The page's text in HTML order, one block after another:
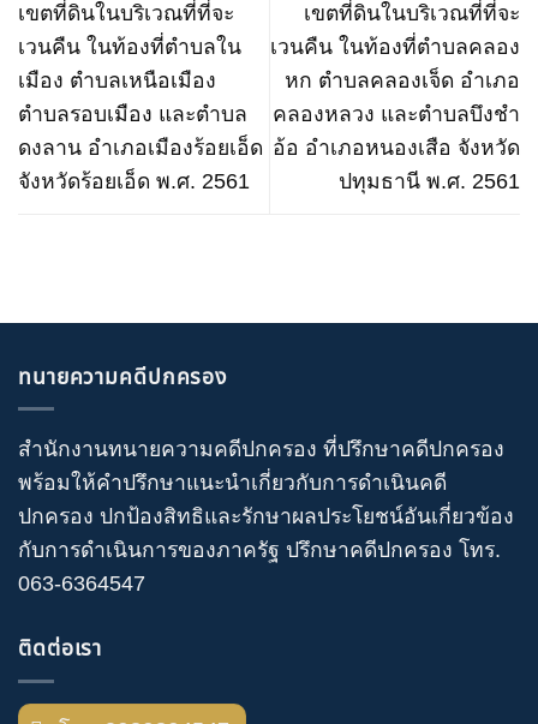
เขตที่ดินในบริเวณที่ที่จะ
เวนคืน ในท้องที่ตำบลใน
เมือง ตำบลเหนือเมือง
ตำบลรอบเมือง และตำบล
ดงลาน อำเภอเมืองร้อยเอ็ด
จังหวัดร้อยเอ็ด พ.ศ. 2561
เขตที่ดินในบริเวณที่ที่จะ
เวนคืน ในท้องที่ตำบลคลอง
หก ตำบลคลองเจ็ด อำเภอ
คลองหลวง และตำบลบึงชำ
อ้อ อำเภอหนองเสือ จังหวัด
ปทุมธานี พ.ศ. 2561
ทนายความคดีปกครอง
สำนักงานทนายความคดีปกครอง ที่ปรึกษาคดีปกครอง
พร้อมให้คำปรึกษาแนะนำเกี่ยวกับการดำเนินคดี
ปกครอง ปกป้องสิทธิและรักษาผลประโยชน์อันเกี่ยวข้อง
กับการดำเนินการของภาครัฐ ปรึกษาคดีปกครอง โทร.
063-6364547
ติดต่อเรา